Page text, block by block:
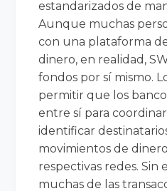
estandarizados de
Aunque muchas
con una plataforma
dinero, en realidad,
fondos por sí mismo.
permitir que los
entre sí para
identificar
movimientos de
respectivas redes. Sin
muchas de las